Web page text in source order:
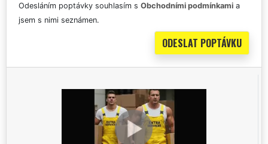
Odesláním poptávky souhlasím s Obchodními podmínkami a
jsem s nimi seznámen.